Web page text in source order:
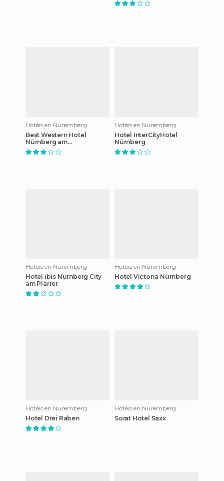
Hotéis en Nuremberg
Best Western Hotel
Nürnberg am
Hauptbahnhof
Hotéis en Nuremberg
Hotel InterCityHotel
Nürnberg
Hotéis en Nuremberg
Hotel ibis Nürnberg City
am Plärrer
Hotéis en Nuremberg
Hotel Victoria Nürnberg
Hotéis en Nuremberg
Hotel Drei Raben
Hotéis en Nuremberg
Sorat Hotel Saxx